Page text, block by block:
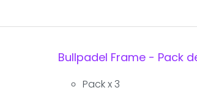
Bullpadel Frame - Pack
Pack x 3